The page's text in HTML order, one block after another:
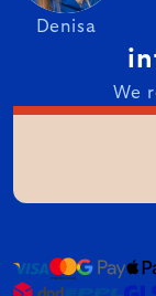
Denisa
We